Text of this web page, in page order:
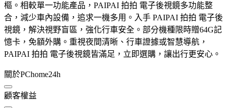
樞。相較單一功能產品，PAIPAI 拍拍 電子後視鏡多功能整
合，減少車內設備，追求一機多用。入手 PAIPAI 拍拍 電子後
視鏡，解決視野盲區，強化行車安全。部分機種限時贈64G記
憶卡，免額外購。重視夜間清晰、行車證據或智慧導航，
PAIPAI 拍拍 電子後視鏡皆滿足，立即選購，讓出行更安心。
關於PChome24h
顧客權益